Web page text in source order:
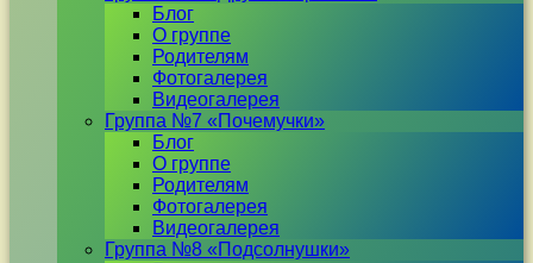
Блог
О группе
Родителям
Фотогалерея
Видеогалерея
Группа №7 «Почемучки»
Блог
О группе
Родителям
Фотогалерея
Видеогалерея
Группа №8 «Подсолнушки»